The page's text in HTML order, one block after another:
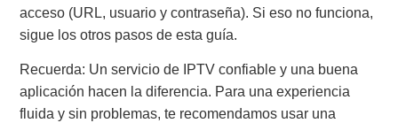
acceso (URL, usuario y contraseña). Si eso no funciona,
sigue los otros pasos de esta guía.
Recuerda: Un servicio de IPTV confiable y una buena
aplicación hacen la diferencia. Para una experiencia
fluida y sin problemas, te recomendamos usar una